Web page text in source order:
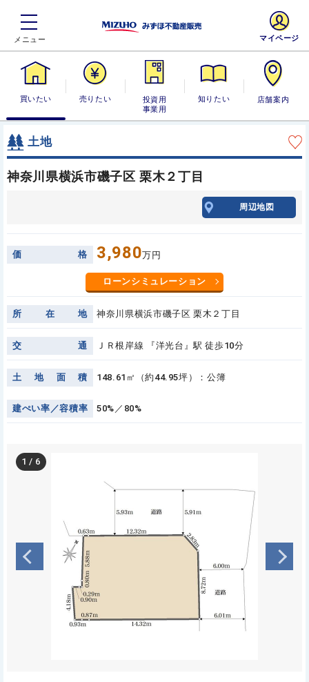
買いたい 売りたい
投資用・事業
用
知りたい 店舗案内
マイページ
土地
神奈川県横浜市磯子区 栗木２丁目
周辺地図
価 格 3,980万円
ローンシミュレーション
所 在 地 神奈川県横浜市磯子区 栗木２丁目
交 通 ＪＲ根岸線 『洋光台』駅 徒歩10分
土 地 面 積 148.61㎡（約44.95坪）：公簿
建ぺい率 ／容積率 50%／80%
1 / 6